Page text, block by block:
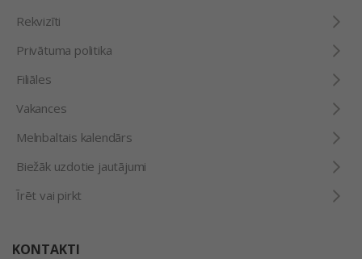
Rekvizīti
Privātuma politika
Filiāles
Vakances
Melnbaltais kalendārs
Biežāk uzdotie jautājumi
Īrēt vai pirkt
KONTAKTI